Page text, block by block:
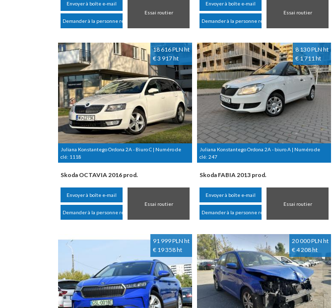
Envoyer à boîte e-mail
Demander à la personne responsable
Essai routier
Envoyer à boîte e-mail
Demander à la personne responsable
Essai routier
18 616 PLN ht
€ 3 917 ht
Juliana Konstantego Ordona 2A - Biuro C | Numéro de
clé: 1118
Skoda OCTAVIA 2016 prod.
Envoyer à boîte e-mail
Demander à la personne responsable
Essai routier
8 130 PLN ht
€ 1 711 ht
Juliana Konstantego Ordona 2A - biuro A | Numéro de
clé: 247
Skoda FABIA 2013 prod.
Envoyer à boîte e-mail
Demander à la personne responsable
Essai routier
91 999 PLN ht
€ 19 358 ht
20 000 PLN ht
€ 4 208 ht